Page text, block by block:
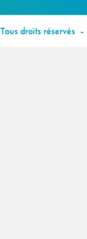
Tous droits réservés